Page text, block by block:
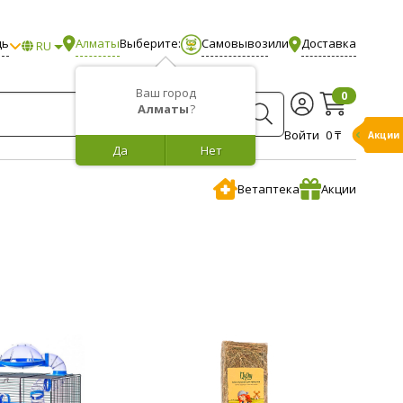
RU Алматы
Ваш город
Алматы?
Нет
Да
Выберите: Самовывозили Доставка
Войти
0
0 ₸
Ветаптека Акции
Акции